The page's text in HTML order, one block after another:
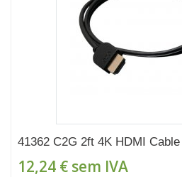
41362 C2G 2ft 4K HDMI
12,24 € sem IVA